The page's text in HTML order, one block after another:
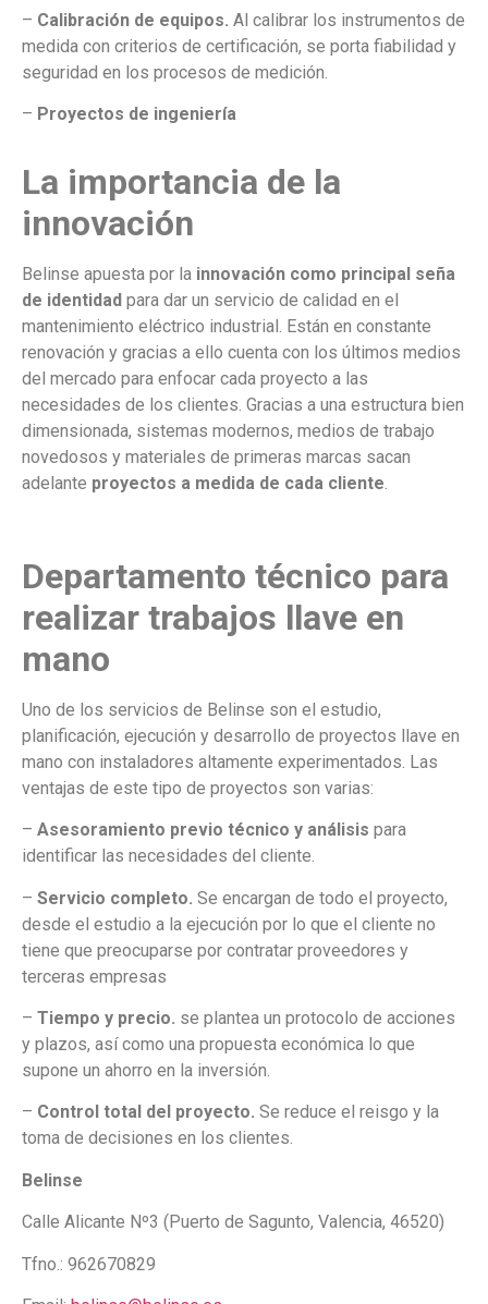
– Calibración de equipos. Al calibrar los instrumentos de
medida con criterios de certificación, se porta fiabilidad y
seguridad en los procesos de medición.
– Proyectos de ingeniería
La importancia de la
innovación
Belinse apuesta por la innovación como principal seña
de identidad para dar un servicio de calidad en el
mantenimiento eléctrico industrial. Están en constante
renovación y gracias a ello cuenta con los últimos medios
del mercado para enfocar cada proyecto a las
necesidades de los clientes. Gracias a una estructura bien
dimensionada, sistemas modernos, medios de trabajo
novedosos y materiales de primeras marcas sacan
adelante proyectos a medida de cada cliente
Departamento técnico para
realizar trabajos llave en
mano
Uno de los servicios de Belinse son el estudio,
planificación, ejecución y desarrollo de proyectos llave en
mano con instaladores altamente experimentados. Las
ventajas de este tipo de proyectos son varias:
– Asesoramiento previo técnico y análisis para
identificar las necesidades del cliente.
– Servicio completo. Se encargan de todo el proyecto,
desde el estudio a la ejecución por lo que el cliente no
tiene que preocuparse por contratar proveedores y
terceras empresas
– Tiempo y precio. se plantea un protocolo de acciones
y plazos, así como una propuesta económica lo que
supone un ahorro en la inversión.
– Control total del proyecto. Se reduce el reisgo y la
toma de decisiones en los clientes.
Belinse
Calle Alicante Nº3 (Puerto de Sagunto, Valencia, 46520)
Tfno.: 962670829